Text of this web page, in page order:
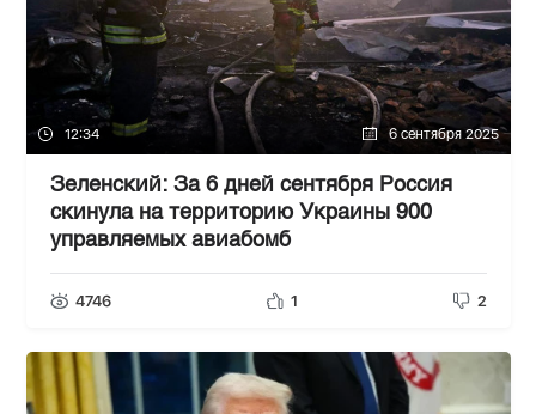
12:34 6 сентября 2025
Зеленский: За 6 дней сентября Россия
скинула на территорию Украины 900
управляемых авиабомб
4746 1 2